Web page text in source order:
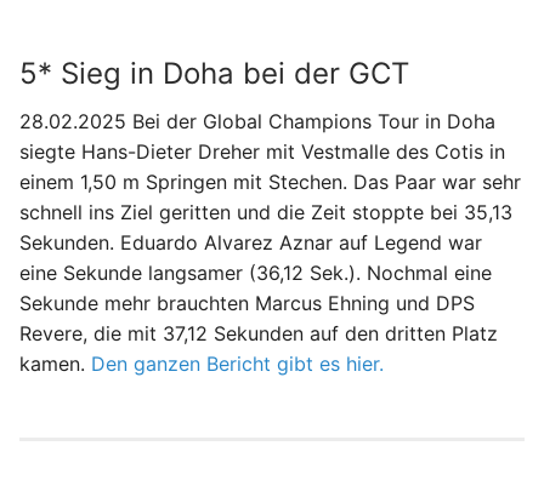
5* Sieg in Doha bei der GCT
28.02.2025 Bei der Global Champions Tour in Doha
siegte Hans-Dieter Dreher mit Vestmalle des Cotis in
einem 1,50 m Springen mit Stechen. Das Paar war sehr
schnell ins Ziel geritten und die Zeit stoppte bei 35,13
Sekunden. Eduardo Alvarez Aznar auf Legend war
eine Sekunde langsamer (36,12 Sek.). Nochmal eine
Sekunde mehr brauchten Marcus Ehning und DPS
Revere, die mit 37,12 Sekunden auf den dritten Platz
kamen. Den ganzen Bericht gibt es hier.